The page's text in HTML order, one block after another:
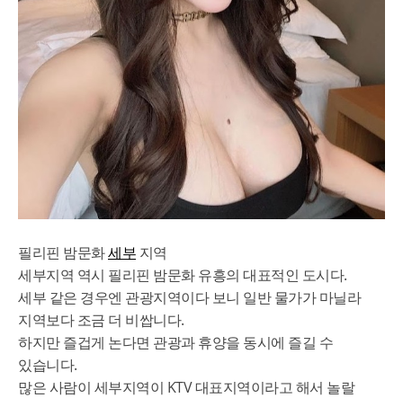
필리핀 밤문화세부 지역
세부지역 역시 필리핀 밤문화 유흥의 대표적인 도시다.
세부 같은 경우엔 관광지역이다 보니 일반 물가가 마닐라
지역보다 조금 더 비쌉니다.
하지만 즐겁게 논다면 관광과 휴양을 동시에 즐길 수
있습니다.
많은 사람이 세부지역이 KTV 대표지역이라고 해서 놀랄